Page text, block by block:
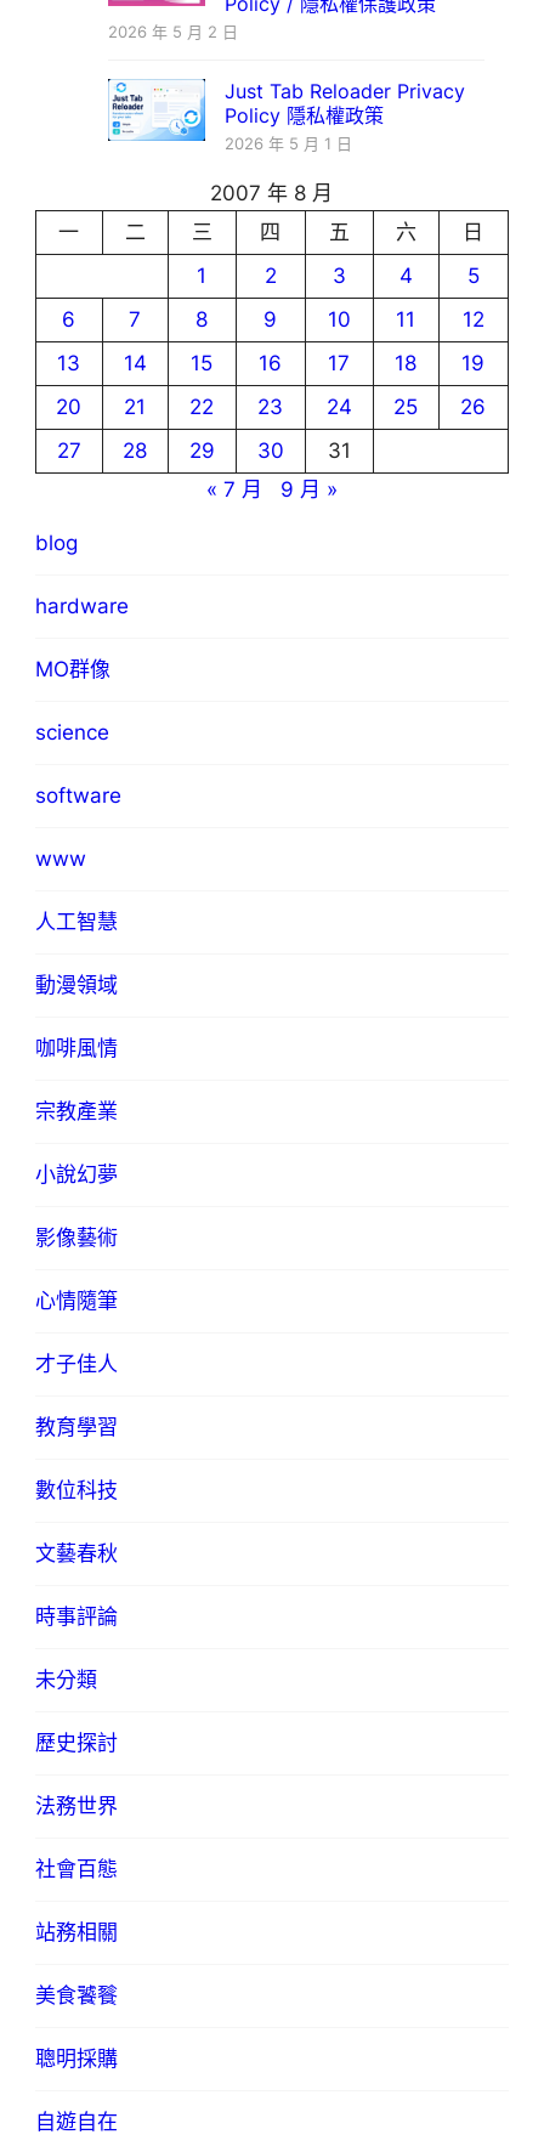
2026 年 5 月 2 日
Just Tab Reloader Privacy
Policy 隱私權政策
2026 年 5 月 1 日
2007 年 8 月
一
二 三 四 五 六
日
1
2 3 4
5
6
7 8 9 10 11
12
13
14 15 16 17 18
19
20
21 22 23 24 25
26
27
28 29 30
31
« 7 月
9 月 »
blog
hardware
MO群像
science
software
www
人工智慧
動漫領域
咖啡風情
宗教產業
小說幻夢
影像藝術
心情隨筆
才子佳人
教育學習
數位科技
文藝春秋
時事評論
未分類
歷史探討
法務世界
社會百態
站務相關
美食饕餮
聰明採購
自遊自在